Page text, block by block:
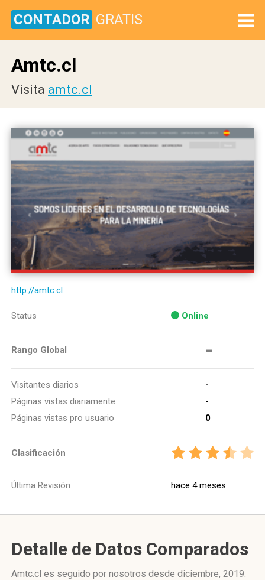
CONTADOR GRATIS
Amtc.cl
Visita amtc.cl
http://amtc.cl
Status Online
Rango Global -
Visitantes diarios
-
Páginas vistas diariamente
-
Páginas vistas pro usuario
0
Clasificación
Última Revisión hace 4 meses
Detalle de Datos Comparados
Amtc.cl es seguido por nosotros desde diciembre, 2019.